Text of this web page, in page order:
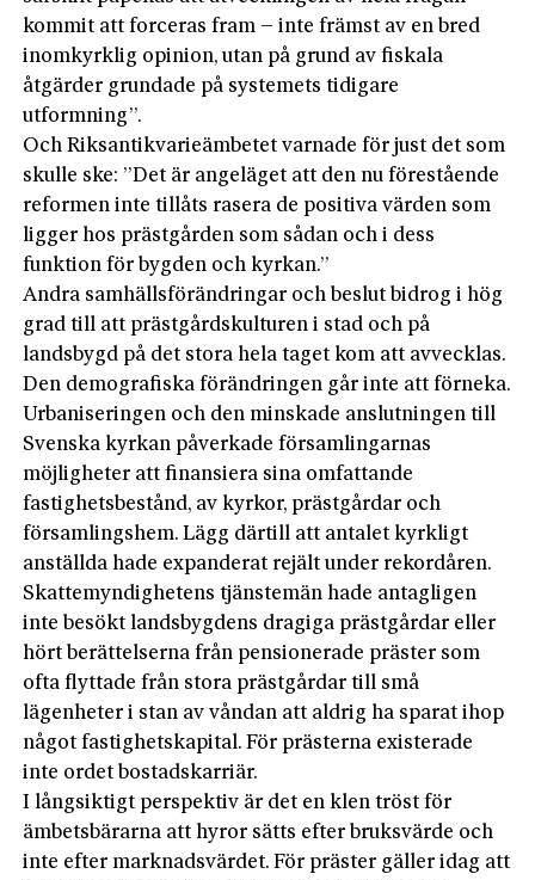
kommit att forceras fram –inte främst av en bred
inomkyrklig opinion, utan på grund av fiskala
åtgärder grundade på systemets tidigare
utformning”.
Och Riksantikvarieämbetet varnade för just det som
skulle ske: ”Det är angeläget att den nu förestående
reformen inte tillåts rasera de positiva värden som
ligger hos prästgården som sådan och i dess
funktion för bygden och kyrkan.”
Andra samhällsförändringar och beslut bidrog i hög
grad till att prästgårdskulturen i stad och på
landsbygd på det stora hela taget kom att avvecklas.
Den demografiska förändringen går inte att förneka.
Urbaniseringen och den minskade anslutningen till
Svenska kyrkan påverkade församlingarnas
möjligheter att finansiera sina omfattande
fastighetsbestånd, av kyrkor, prästgårdar och
församlingshem. Lägg därtill att antalet kyrkligt
anställda hade expanderat rejält under rekordåren.
Skattemyndighetens tjänstemän hade antagligen
inte besökt landsbygdens dragiga prästgårdar eller
hört berättelserna från pensionerade präster som
ofta flyttade från stora prästgårdar till små
lägenheter i stan av våndan att aldrig ha sparat ihop
något fastighetskapital. För prästerna existerade
inte ordet bostadskarriär.
I långsiktigt perspektiv är det en klen tröst för
ämbetsbärarna att hyror sätts efter bruksvärde och
inte efter marknadsvärdet. För präster gäller idag att